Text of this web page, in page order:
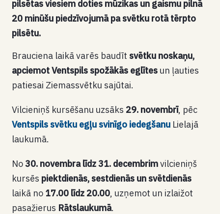
pilsētas viesiem doties mūzikas un gaismu pilnā
20 minūšu piedzīvojumā pa svētku rotā tērpto
pilsētu.
Brauciena laikā varēs baudīt svētku noskaņu,
apciemot Ventspils spožākās eglītes un ļauties
patiesai Ziemassvētku sajūtai.
Vilcieniņš kursēšanu uzsāks 29. novembrī, pēc
Ventspils svētku egļu svinīgo iedegšanu Lielajā
laukumā.
No30. novembra līdz 31. decembrimvilcieniņš
kursēs piektdienās, sestdienās un svētdienās
laikā no 17.00 līdz 20.00, uzņemot un izlaižot
pasažierus Rātslaukumā.